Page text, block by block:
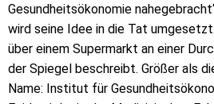
Gesundheitsökonomie
wird seine Idee in die Tat
über einem Supermarkt an einer
der Spiegel beschreibt. Größer als
Name: Institut für